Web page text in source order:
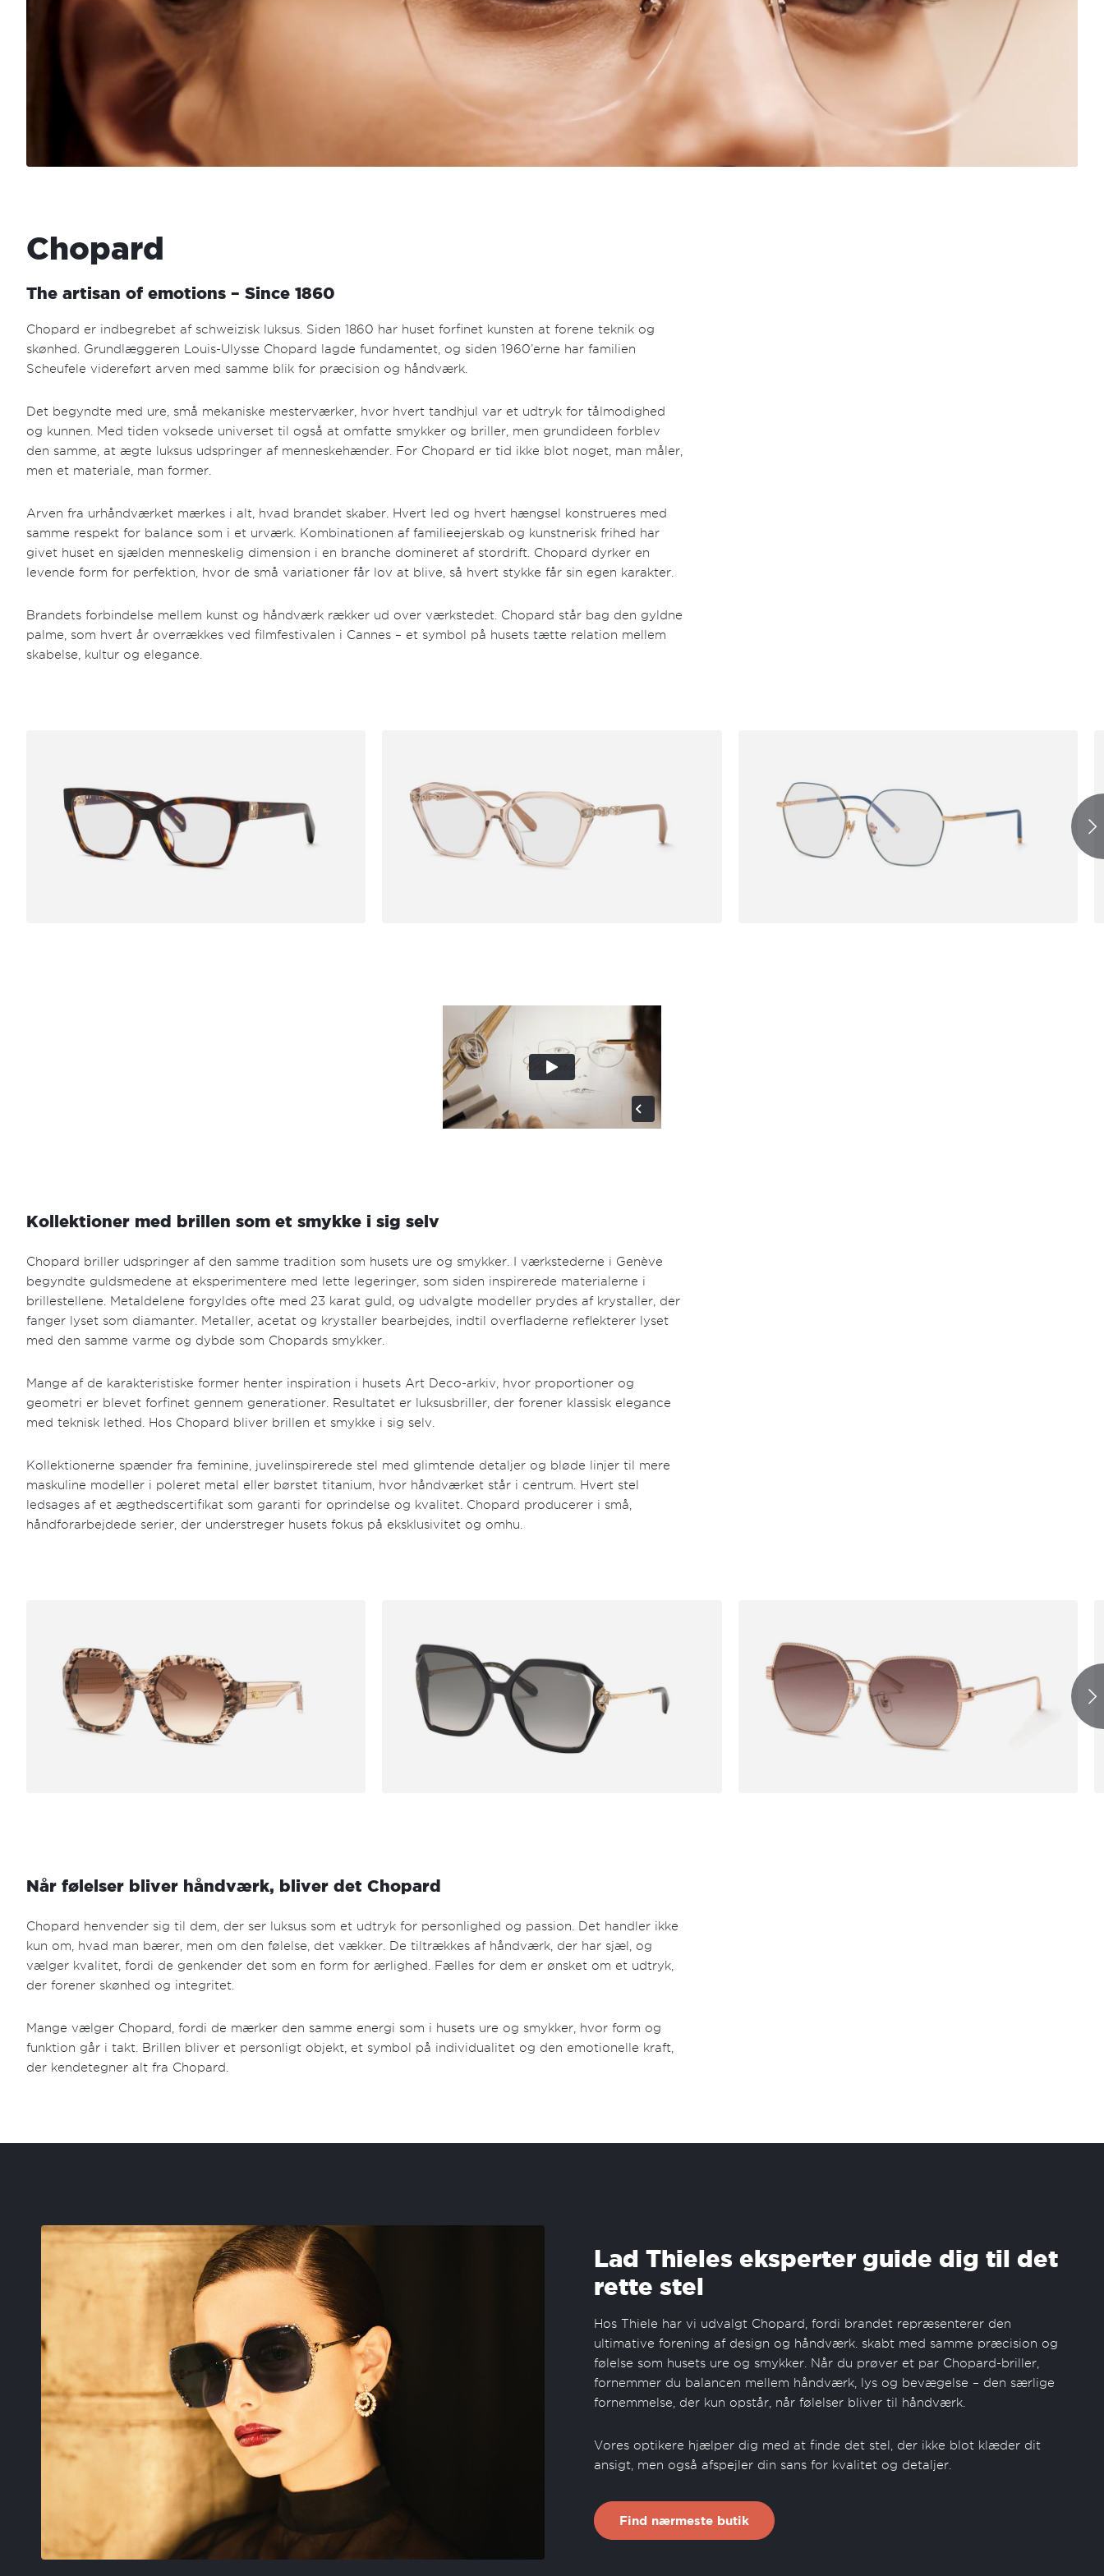
Chopard
The artisan of emotions – Since 1860
Chopard er indbegrebet af schweizisk luksus. Siden 1860 har huset forfinet kunsten at forene teknik og
skønhed. Grundlæggeren Louis-Ulysse Chopard lagde fundamentet, og siden 1960’erne har familien
Scheufele videreført arven med samme blik for præcision og håndværk.
Det begyndte med ure, små mekaniske mesterværker, hvor hvert tandhjul var et udtryk for tålmodighed
og kunnen. Med tiden voksede universet til også at omfatte smykker og briller, men grundideen forblev
den samme, at ægte luksus udspringer af menneskehænder. For Chopard er tid ikke blot noget, man måler,
men et materiale, man former.
Arven fra urhåndværket mærkes i alt, hvad brandet skaber. Hvert led og hvert hængsel konstrueres med
samme respekt for balance som i et urværk. Kombinationen af familieejerskab og kunstnerisk frihed har
givet huset en sjælden menneskelig dimension i en branche domineret af stordrift. Chopard dyrker en
levende form for perfektion, hvor de små variationer får lov at blive, så hvert stykke får sin egen karakter.
Brandets forbindelse mellem kunst og håndværk rækker ud over værkstedet. Chopard står bag den gyldne
palme, som hvert år overrækkes ved filmfestivalen i Cannes – et symbol på husets tætte relation mellem
skabelse, kultur og elegance.
Kollektioner med brillen som et smykke i sig selv
Chopard briller udspringer af den samme tradition som husets ure og smykker. I værkstederne i Genève
begyndte guldsmedene at eksperimentere med lette legeringer, som siden inspirerede materialerne i
brillestellene. Metaldelene forgyldes ofte med 23 karat guld, og udvalgte modeller prydes af krystaller, der
fanger lyset som diamanter. Metaller, acetat og krystaller bearbejdes, indtil overfladerne reflekterer lyset
med den samme varme og dybde som Chopards smykker.
Mange af de karakteristiske former henter inspiration i husets Art Deco-arkiv, hvor proportioner og
geometri er blevet forfinet gennem generationer. Resultatet er luksusbriller, der forener klassisk elegance
med teknisk lethed. Hos Chopard bliver brillen et smykke i sig selv.
Kollektionerne spænder fra feminine, juvelinspirerede stel med glimtende detaljer og bløde linjer til mere
maskuline modeller i poleret metal eller børstet titanium, hvor håndværket står i centrum. Hvert stel
ledsages af et ægthedscertifikat som garanti for oprindelse og kvalitet. Chopard producerer i små,
håndforarbejdede serier, der understreger husets fokus på eksklusivitet og omhu.
Når følelser bliver håndværk, bliver det Chopard
Chopard henvender sig til dem, der ser luksus som et udtryk for personlighed og passion. Det handler ikke
kun om, hvad man bærer, men om den følelse, det vækker. De tiltrækkes af håndværk, der har sjæl, og
vælger kvalitet, fordi de genkender det som en form for ærlighed. Fælles for dem er ønsket om et udtryk,
der forener skønhed og integritet.
Mange vælger Chopard, fordi de mærker den samme energi som i husets ure og smykker, hvor form og
funktion går i takt. Brillen bliver et personligt objekt, et symbol på individualitet og den emotionelle kraft,
der kendetegner alt fra Chopard.
Lad Thieles eksperter guide dig til det
rette stel
Hos Thiele har vi udvalgt Chopard, fordi brandet repræsenterer den
ultimative forening af design og håndværk. skabt med samme præcision og
følelse som husets ure og smykker. Når du prøver et par Chopard-briller,
fornemmer du balancen mellem håndværk, lys og bevægelse – den særlige
fornemmelse, der kun opstår, når følelser bliver til håndværk.
Vores optikere hjælper dig med at finde det stel, der ikke blot klæder dit
ansigt, men også afspejler din sans for kvalitet og detaljer.
Find nærmeste butik